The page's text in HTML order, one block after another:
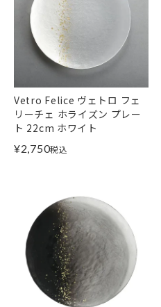
Vetro Felice ヴェトロ フェ
リーチェ ホライズン プレー
ト 22cm ホワイト
¥2,750税込